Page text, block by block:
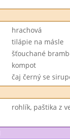
hrachová
tilápie na másle
šťouchané
kompot
čaj černý se
rohlík, paštika z